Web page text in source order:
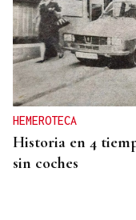
HEMEROTECA
Historia en 4
sin coches